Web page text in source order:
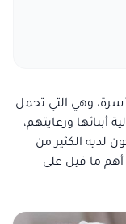
وهي التي تحمل
أبنائها ورعايتهم،
لديه الكثير من
ما قيل على